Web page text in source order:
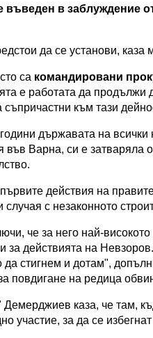
въведен в заблуждение
да се установи, каза
са командировани
е работата да продължи
съпричастни към тази
държавата на
Варна, си е затваряла
действия на
с незаконното
че за него най-
за действията на
стигнем и дотам",
повдигане на редица
каза, че там,
участие, за да се